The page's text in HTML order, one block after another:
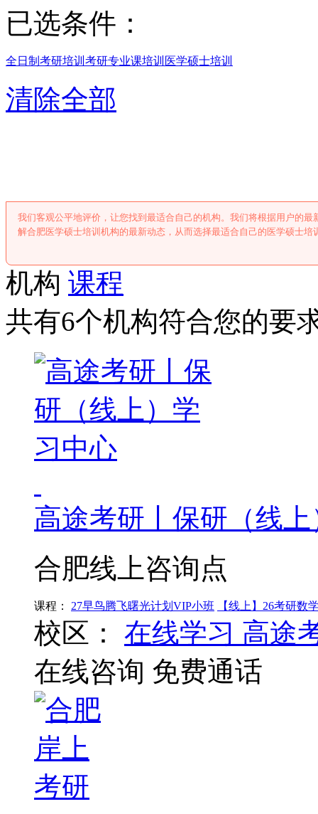
已选条件：
全日制考研培训 考研专业课培训 医学硕士培训
清除全部
我们客观公平地评价，让您找到最适合自己的机构。我们将根据用户的
解合肥医学硕士培训机构的最新动态，从而选择最适合自己的医学硕士培
机构 课程
共有6个机构符合您的要
高途考研丨保研（线
合肥线上咨询点
课程： 27早鸟腾飞曙光计划VIP小班 【线上】26考研数
校区： 在线学习 高途
在线咨询 免费通话